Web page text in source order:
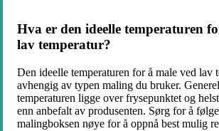
Hva er den ideelle temperaturen
lav temperatur?
Den ideelle temperaturen for å male ved lav
avhengig av typen maling du bruker.
temperaturen ligge over frysepunktet og
enn anbefalt av produsenten. Sørg for å
malingboksen nøye for å oppnå best mulig